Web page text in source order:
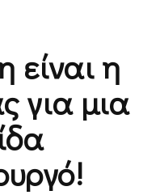
είναι η
για μια